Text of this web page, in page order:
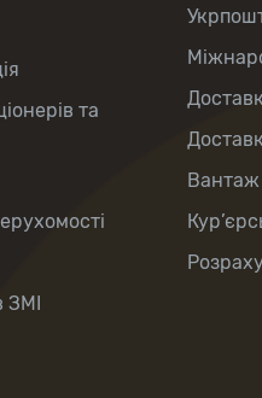
та
ЗМІ
Вантаж